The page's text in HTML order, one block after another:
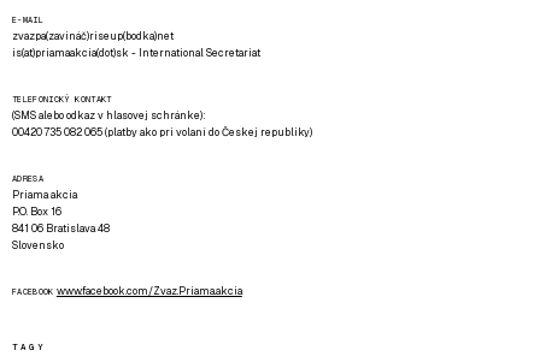
E-MAIL
zvazpa(zavináč)riseup(bodka)net
is(at)priamaakcia(dot)sk - International Secretariat
TELEFONICKÝ KONTAKT
(SMS alebo odkaz v hlasovej schránke):
00420 735 082 065 (platby ako pri volaní do Českej republiky)
ADRESA
Priama akcia
P.O. Box 16
841 06 Bratislava 48
Slovensko
FACEBOOK www.facebook.com/Zvaz.Priama.akcia
TAGY